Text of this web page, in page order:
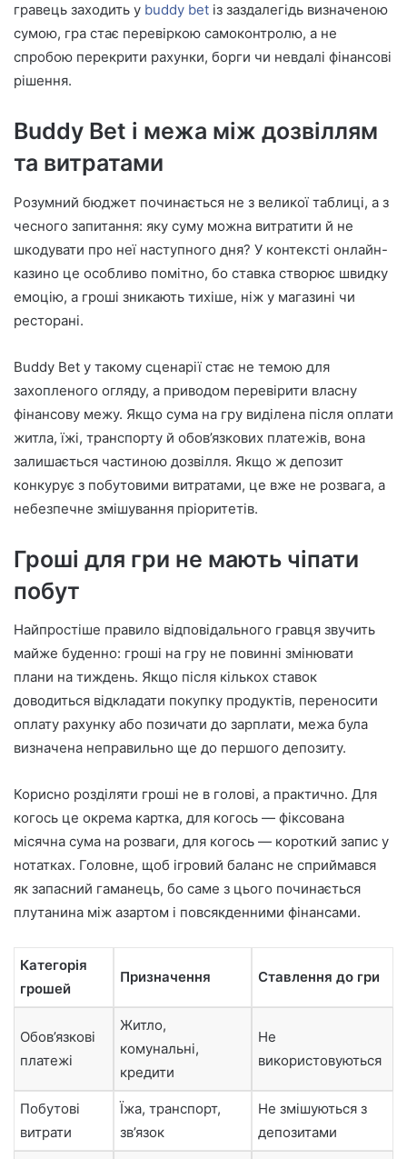
гравець заходить у buddy bet із заздалегідь визначеною
сумою, гра стає перевіркою самоконтролю, а не
спробою перекрити рахунки, борги чи невдалі фінансові
рішення.
Buddy Bet і межа між дозвіллям
та витратами
Розумний бюджет починається не з великої таблиці, а з
чесного запитання: яку суму можна витратити й не
шкодувати про неї наступного дня? У контексті онлайн-
казино це особливо помітно, бо ставка створює швидку
емоцію, а гроші зникають тихіше, ніж у магазині чи
ресторані.
Buddy Bet у такому сценарії стає не темою для
захопленого огляду, а приводом перевірити власну
фінансову межу. Якщо сума на гру виділена після оплати
житла, їжі, транспорту й обов’язкових платежів, вона
залишається частиною дозвілля. Якщо ж депозит
конкурує з побутовими витратами, це вже не розвага, а
небезпечне змішування пріоритетів.
Гроші для гри не мають чіпати
побут
Найпростіше правило відповідального гравця звучить
майже буденно: гроші на гру не повинні змінювати
плани на тиждень. Якщо після кількох ставок
доводиться відкладати покупку продуктів, переносити
оплату рахунку або позичати до зарплати, межа була
визначена неправильно ще до першого депозиту.
Корисно розділяти гроші не в голові, а практично. Для
когось це окрема картка, для когось — фіксована
місячна сума на розваги, для когось — короткий запис у
нотатках. Головне, щоб ігровий баланс не сприймався
як запасний гаманець, бо саме з цього починається
плутанина між азартом і повсякденними фінансами.
Категорія
грошей
Призначення Ставлення до гри
Обов’язкові
платежі
Житло,
комунальні,
кредити
Не
використовуються
Побутові
витрати
Їжа, транспорт,
зв’язок
Не змішуються з
депозитами